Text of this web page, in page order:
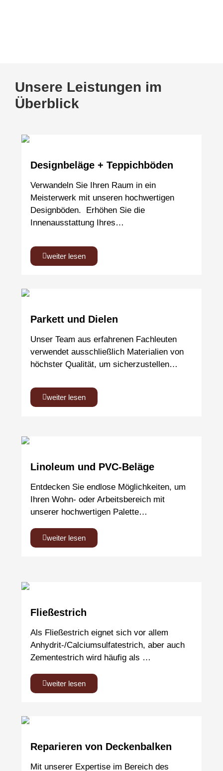
Unsere Leistungen im
Überblick
Designbeläge + Teppichböden
Verwandeln Sie Ihren Raum in ein
Meisterwerk mit unseren hochwertigen
Designböden. Erhöhen Sie die
Innenausstattung Ihres…
weiter lesen
Parkett und Dielen
Unser Team aus erfahrenen Fachleuten
verwendet ausschließlich Materialien von
höchster Qualität, um sicherzustellen…
weiter lesen
Linoleum und PVC-Beläge
Entdecken Sie endlose Möglichkeiten, um
Ihren Wohn- oder Arbeitsbereich mit
unserer hochwertigen Palette…
weiter lesen
Fließestrich
Als Fließestrich eignet sich vor allem
Anhydrit-/Calciumsulfatestrich, aber auch
Zementestrich wird häufig als …
weiter lesen
Reparieren von Deckenbalken
Mit unserer Expertise im Bereich des